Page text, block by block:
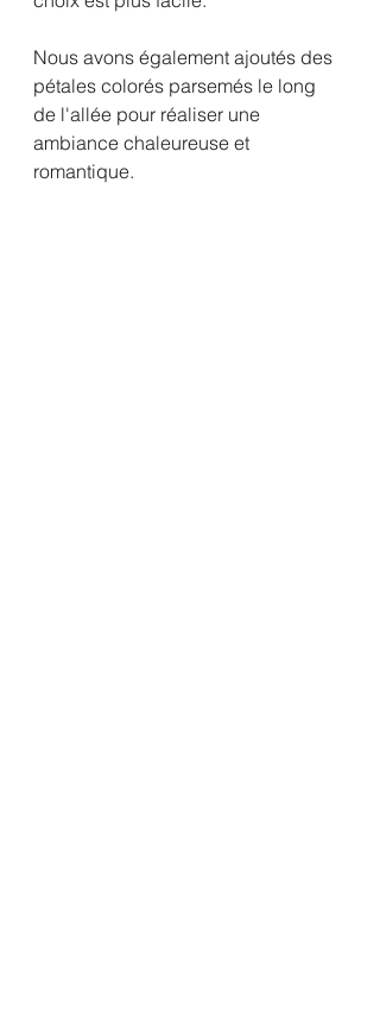
Nous avons également ajoutés des
pétales colorés parsemés le long
de l'allée pour réaliser une
ambiance chaleureuse et
romantique.